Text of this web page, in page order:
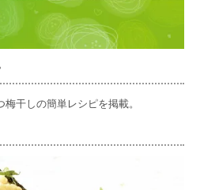
干しの簡単レシピを掲載。